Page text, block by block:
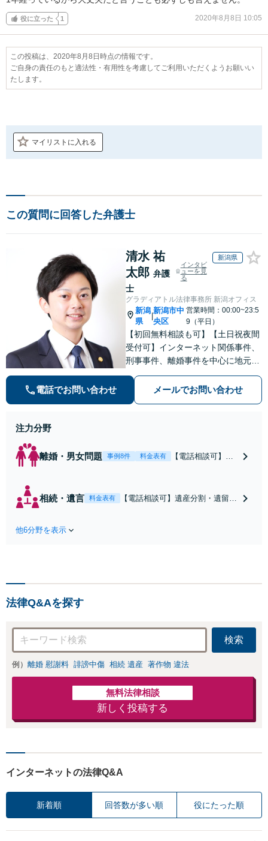
役に立った 1 2020年8月8日 10:05
この投稿は、2020年8月8日時点の情報です。
ご自身の責任のもと適法性・有用性を考慮してご利用いただくようお願いい
たします。
マイリストに入れる
この質問に回答した弁護士
清水 祐
太郎 弁護
士
インタビ
ューを見
る
新潟県
グラディアトル法律事務所 新潟オフィス
新潟
県
|
新潟市中
央区
営業時間：00:00~23:5
9（平日）
【初回無料相談も可】【土日祝夜間
受付可】インターネット関係事件、
刑事事件、離婚事件を中心に地元新
潟で弁護士業一筋。若さと誠意と情
熱を胸に、依頼者様と真正面から向
き合います。
電話でお問い合わせ メールでお問い合わせ
注力分野
離婚・男女問題 事例8件 料金表有
【電話相談可】不
離婚に関するご相
相続・遺言 料金表有
【電話相談可】遺産分割・遺留
ぞお電話ください。
他6分野を表示
法律Q&Aを探す
検索
例） 離婚 慰謝料 誹謗中傷 相続 遺産 著作物 違法
無料法律相談
新しく投稿する
インターネットの法律Q&A
新着順 回答数が多い順 役にたった順